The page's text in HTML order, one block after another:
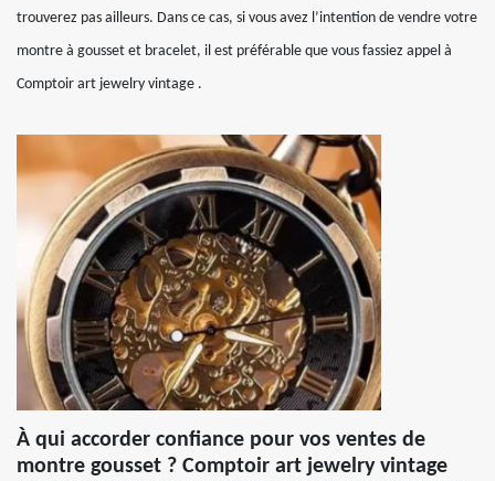
trouverez pas ailleurs. Dans ce cas, si vous avez l’intention de vendre votre
montre à gousset et bracelet, il est préférable que vous fassiez appel à
Comptoir art jewelry vintage .
À qui accorder confiance pour vos ventes de
montre gousset ? Comptoir art jewelry vintage